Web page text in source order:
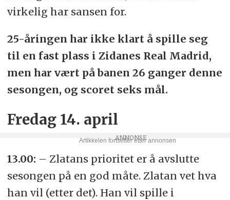
virkelig har sansen for.
25-åringen har ikke klart å spille seg
til en fast plass i Zidanes Real Madrid,
men har vært på banen 26 ganger denne
sesongen, og scoret seks mål.
Fredag 14. april
13.00: – Zlatans prioritet er å avslutte
sesongen på en god måte. Zlatan vet hva
han vil (etter det). Han vil spille i